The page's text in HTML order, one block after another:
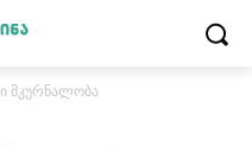
მკურნალობა